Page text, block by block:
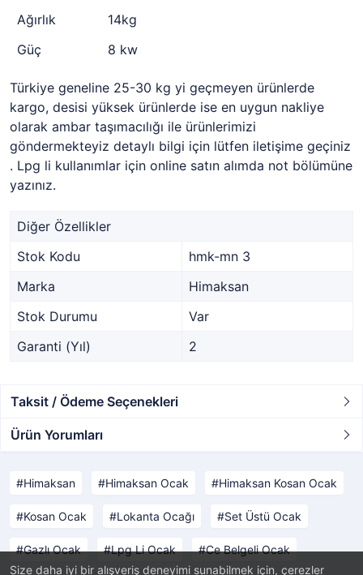
Size daha iyi bir alışveriş deneyimi sunabilmek için, çerezler
Ağırlık
14kg
Güç
8 kw
Türkiye geneline 25-30 kg yi geçmeyen ürünlerde
kargo, desisi yüksek ürünlerde ise en uygun nakliye
olarak ambar taşımacılığı ile ürünlerimizi
göndermekteyiz detaylı bilgi için lütfen iletişime geçiniz
. Lpg li kullanımlar için online satın alımda not bölümüne
yazınız.
Diğer Özellikler
Stok Kodu
hmk-mn 3
Marka
Himaksan
Stok Durumu
Var
Garanti (Yıl)
2
Taksit / Ödeme Seçenekleri
Ürün Yorumları
Himaksan Himaksan Ocak Himaksan Kosan Ocak
Kosan Ocak Lokanta Ocağı Set Üstü Ocak
Gazlı Ocak Lpg Li Ocak Ce Belgeli Ocak